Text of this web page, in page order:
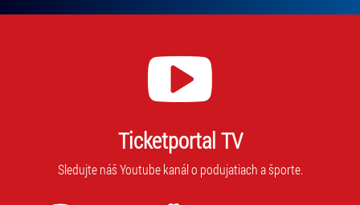
Ticketportal TV
Sledujte náš Youtube kanál o podujatiach a športe.